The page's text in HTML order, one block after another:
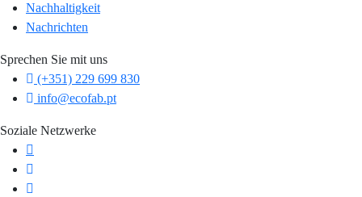
Nachhaltigkeit
Nachrichten
Sprechen Sie mit uns
(+351) 229 699 830
info@ecofab.pt
Soziale Netzwerke